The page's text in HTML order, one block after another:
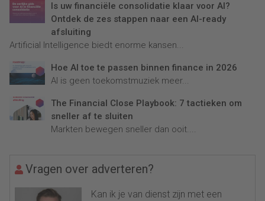
Is uw financiële consolidatie klaar voor AI?
Ontdek de zes stappen naar een AI-ready
afsluiting
Artificial Intelligence biedt enorme kansen...
Hoe AI toe te passen binnen finance in 2026
AI is geen toekomstmuziek meer...
The Financial Close Playbook: 7 tactieken om
sneller af te sluiten
Markten bewegen sneller dan ooit....
Vragen over adverteren?
Kan ik je van dienst zijn met een